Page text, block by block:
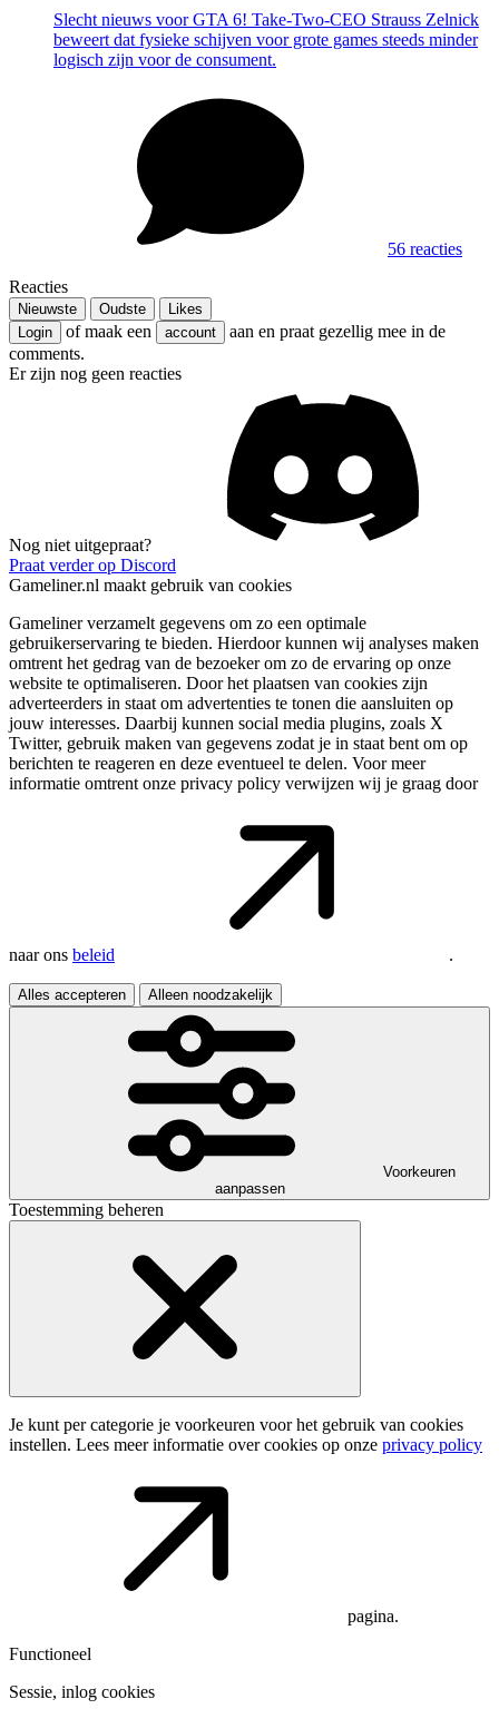
Slecht nieuws voor GTA 6! Take-Two-CEO Strauss Zelnick
beweert dat fysieke schijven voor grote games steeds minder
logisch zijn voor de consument.
56 reacties
Reacties
Nieuwste Oudste
Likes
Login
of maak een account
aan en praat gezellig mee in de
comments.
Er zijn nog geen reacties
Nog niet uitgepraat?
Praat verder op Discord
Gameliner.nl maakt gebruik van cookies
Gameliner verzamelt gegevens om zo een optimale
gebruikerservaring te bieden. Hierdoor kunnen wij analyses maken
omtrent het gedrag van de bezoeker om zo de ervaring op onze
website te optimaliseren. Door het plaatsen van cookies zijn
adverteerders in staat om advertenties te tonen die aansluiten op
jouw interesses. Daarbij kunnen social media plugins, zoals X
Twitter, gebruik maken van gegevens zodat je in staat bent om op
berichten te reageren en deze eventueel te delen. Voor meer
informatie omtrent onze privacy policy verwijzen wij je graag door
naar ons beleid .
Alles accepteren Alleen noodzakelijk
Voorkeuren
aanpassen
Toestemming beheren
Je kunt per categorie je voorkeuren voor het gebruik van cookies
instellen. Lees meer informatie over cookies op onze privacy policy
pagina.
Functioneel
Sessie, inlog cookies